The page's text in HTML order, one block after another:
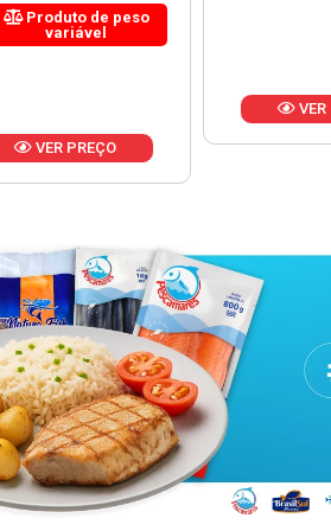
VER